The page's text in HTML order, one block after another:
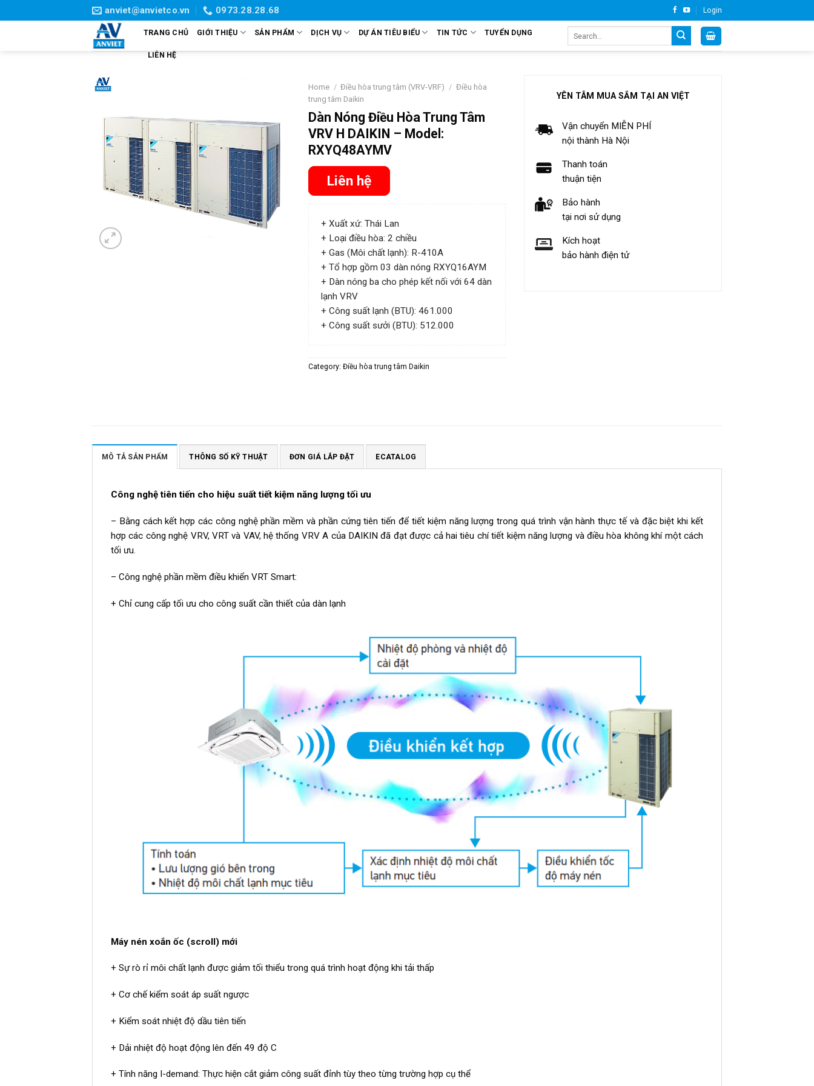
to
anviet@anvietco.vn 0973.28.28.68 Login
TRANG CHỦ GIỚI THIỆU SẢN PHẨM DỊCH VỤ DỰ ÁN TIÊU BIỂU TIN TỨC TUYỂN DỤNG
LIÊN HỆ
Home / Điều hòa trung tâm (VRV-VRF) / Điều hòa
trung tâm Daikin
Dàn Nóng Điều Hòa Trung Tâm
VRV H DAIKIN – Model:
RXYQ48AYMV
Liên hệ
+ Xuất xứ: Thái Lan
+ Loại điều hòa: 2 chiều
+ Gas (Môi chất lạnh): R-410A
+ Tổ hợp gồm 03 dàn nóng RXYQ16AYM
+ Dàn nóng ba cho phép kết nối với 64 dàn
lạnh VRV
+ Công suất lạnh (BTU): 461.000
+ Công suất sưởi (BTU): 512.000
Category: Điều hòa trung tâm Daikin
YÊN TÂM MUA SẮM TẠI AN VIỆT
Vận chuyển MIỄN PHÍ
nội thành Hà Nội
Thanh toán
thuận tiện
Bảo hành
tại nơi sử dụng
Kích hoạt
bảo hành điện tử
MÔ TẢ SẢN PHẨM THÔNG SỐ KỸ THUẬT ĐƠN GIÁ LẮP ĐẶT ECATALOG
Công nghệ tiên tiến cho hiệu suất tiết kiệm năng lượng tối ưu
– Bằng cách kết hợp các công nghệ phần mềm và phần cứng tiên tiến để tiết kiệm năng lượng trong quá trình vận hành thực tế và đặc biệt khi kết
hợp các công nghệ VRV, VRT và VAV, hệ thống VRV A của DAIKIN đã đạt được cả hai tiêu chí tiết kiệm năng lượng và điều hòa không khí một cách
tối ưu.
– Công nghệ phần mềm điều khiển VRT Smart:
+ Chỉ cung cấp tối ưu cho công suất cần thiết của dàn lạnh
Máy nén xoắn ốc (scroll) mới
+ Sự rò rỉ môi chất lạnh được giảm tối thiểu trong quá trình hoạt động khi tải thấp
+ Cơ chế kiểm soát áp suất ngược
+ Kiểm soát nhiệt độ dầu tiên tiến
+ Dải nhiệt độ hoạt động lên đến 49 độ C
+ Tính năng I-demand: Thực hiện cắt giảm công suất đỉnh tùy theo từng trường hợp cụ thể